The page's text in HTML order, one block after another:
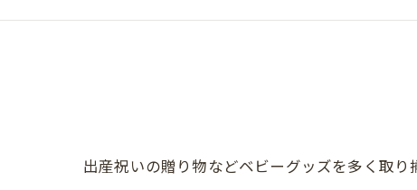
出産祝いの贈り物などベビーグッズを多く取り